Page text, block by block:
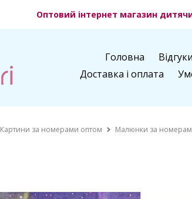
Оптовий інтернет магазин
Головна
Відгуки
Доставка і оплата
Картини за номерами оптом Малюнки за